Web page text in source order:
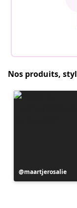
Nos produits,
Publication
publiée
maartjerosalie